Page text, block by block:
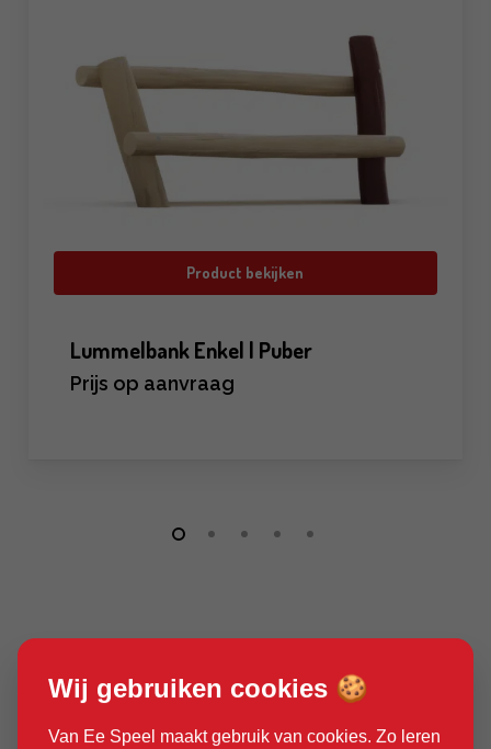
Product bekijken
Lummelbank Enkel | Puber
Prijs op aanvraag
Ruim 30 jaar ervaring
Wij gebruiken cookies 🍪
Van Ee Speel maakt gebruik van cookies. Zo leren